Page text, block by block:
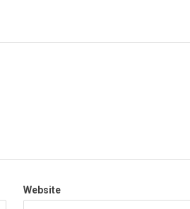
Website